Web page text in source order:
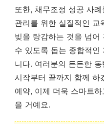
또한, 채무조정 성공 사
관리를 위한 실질적인 교
빚을 탕감하는 것을 넘
수 있도록 돕는 종합적
니다. 여러분의 든든한
시작부터 끝까지 함께 하
예약, 이제 더욱 스마트
을 거예요.